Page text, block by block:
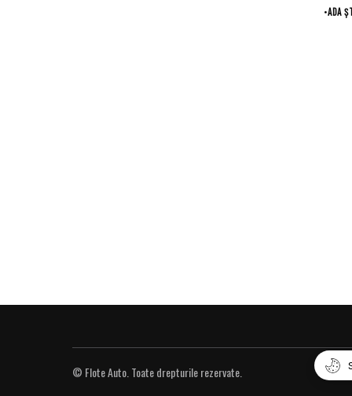
•ADA
© Flote Auto. Toate drepturile rezervate.